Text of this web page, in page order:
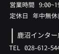
営業時間
定休日 年中無休
TEL 028-612-
鹿沼インタ